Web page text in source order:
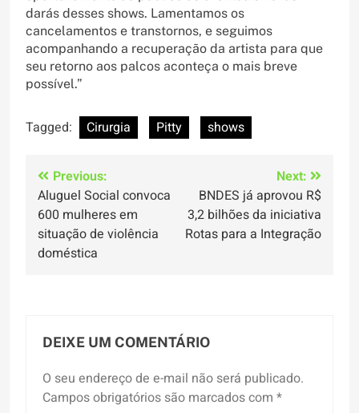
darás desses shows. Lamentamos os
cancelamentos e transtornos, e seguimos
acompanhando a recuperação da artista para que
seu retorno aos palcos aconteça o mais breve
possível.”
Tagged: Cirurgia Pitty shows
Navegação
de
Post
Previous:
Aluguel Social convoca
600 mulheres em
situação de violência
doméstica
Next:
BNDES já aprovou R$
3,2 bilhões da iniciativa
Rotas para a Integração
DEIXE UM COMENTÁRIO
O seu endereço de e-mail não será publicado.
Campos obrigatórios são marcados com *